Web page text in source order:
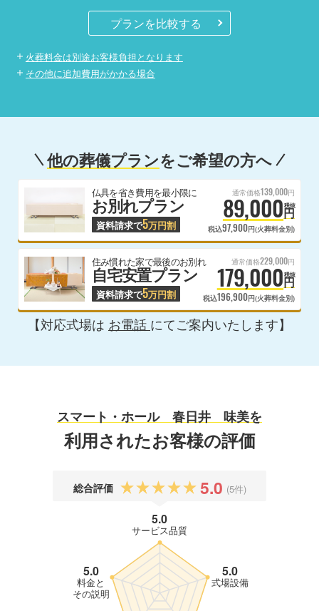
プランを比較する
火葬料金は別途お客様負担となります
その他に追加費用がかかる場合
他の葬儀プランをご希望の方へ
仏具を省き費用を最小限に
お別れプラン
資料請求で5万円割
通常価格139,000円
89,000円
税抜
税込97,900円(火葬料金別)
住み慣れた家で最後のお別れ
自宅安置プラン
資料請求で5万円割
通常価格229,000円
179,000円
税抜
税込196,900円(火葬料金別)
【対応式場は お電話 にてご案内いたします】
スマート・ホール 春日井 味美を
利用されたお客様の評価
総合評価 5.0 (5件)
5.0
サービス品質
5.0
式場設備
5.0
料金と
その説明